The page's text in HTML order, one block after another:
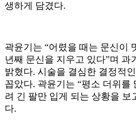
생하게 담겼다.
곽윤기는 “어렸을 때는 문신이
년째 문신을 지우고 있다”며 과
밝혔다. 시술을 결심한 결정적
꼽았다. 곽윤기는 “평소 더위를
려 긴 팔만 입게 되는 상황을 보
다.